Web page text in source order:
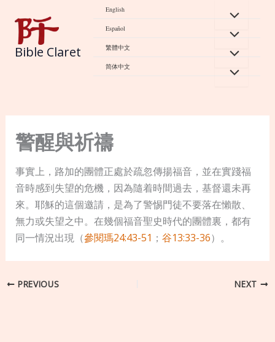
content
Bible Claret
English
Español
繁體中文
简体中文
警醒與祈禱
事實上，路加的團體正處於疏忽傳揚福音，並在實踐福
音時感到失望的危機，因為隨着時間過去，基督還未再
來。耶穌的這個邀請，是為了警惕門徒不要落在懶散、
無力或失望之中。在幾個福音聖史時代的團體裏，都有
同一情況出現（參閱瑪24:43-51 ； 谷13:33-36）。
PREVIOUS NEXT